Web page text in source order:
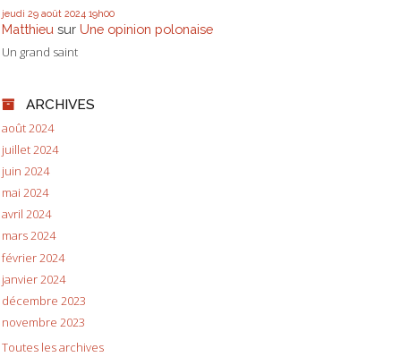
jeudi 29 août 2024 19h00
Matthieu sur Une opinion polonaise
Un grand saint
ARCHIVES
août 2024
juillet 2024
juin 2024
mai 2024
avril 2024
mars 2024
février 2024
janvier 2024
décembre 2023
novembre 2023
Toutes les archives